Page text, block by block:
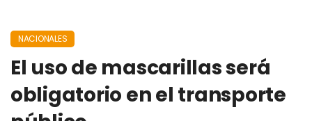
NACIONALES
El uso de mascarillas será
obligatorio en el transporte